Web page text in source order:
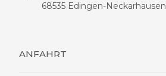
68535 Edingen-Neckarhausen
ANFAHRT